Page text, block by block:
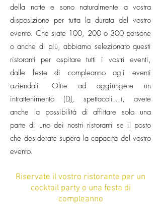
della notte e sono naturalmente a vostra
disposizione per tutta la durata del vostro
evento. Che siate 100, 200 o 300 persone
o anche di più, abbiamo selezionato questi
ristoranti per ospitare tutti i vostri eventi,
dalle feste di compleanno agli eventi
aziendali. Oltre ad aggiungere un
intrattenimento (DJ, spettacoli...), avete
anche la possibilità di affittare solo una
parte di uno dei nostri ristoranti se il posto
che desiderate supera la capacità del vostro
evento.
Riservate il vostro ristorante per un
cocktail party o una festa di
compleanno